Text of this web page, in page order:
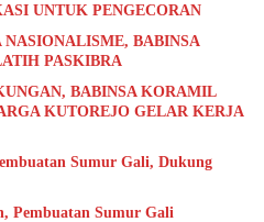
UNTUK PENGECORAN
BABINSA
PASKIBRA
BABINSA KORAMIL
KUTOREJO GELAR KERJA
Sumur Gali, Dukung
Pembuatan Sumur Gali